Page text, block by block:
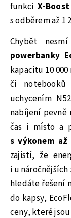
funkci X-Boost
s odběrem až 1
Chybět
powerbanky
kapacitu 10
či
uchycením
nabíjení pevně
čas i místo a
s výkonem až
zajistí, že
i u
hledáte řešení
do kapsy,
ceny, které